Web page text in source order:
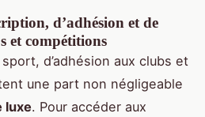
d’adhésion et de
et compétitions
d’adhésion aux clubs et
une part non négligeable
luxe. Pour accéder aux